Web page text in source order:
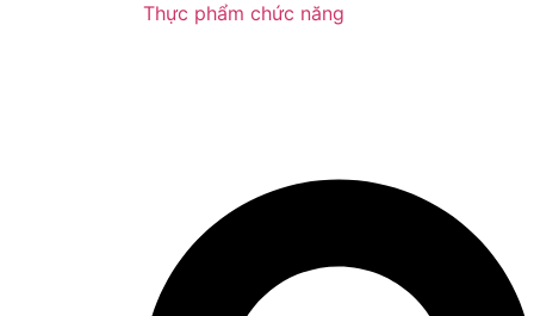
Thực phẩm chức năng